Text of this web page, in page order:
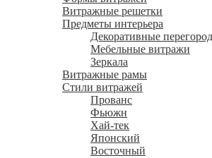
Витражные решетки
Предметы интерьера
Декоративные
Мебельные витражи
Зеркала
Витражные рамы
Стили витражей
Прованс
Фьюжн
Хай-тек
Японский
Восточный